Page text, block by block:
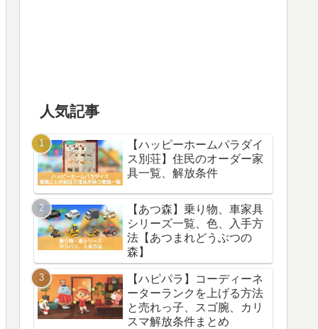
人気記事
【ハッピーホームパラダイ
ス別荘】住民のオーダー家
具一覧、解放条件
【あつ森】乗り物、車家具
シリーズ一覧、色、入手方
法【あつまれどうぶつの
森】
【ハピパラ】コーディーネ
ーターランクを上げる方法
と売れっ子、スゴ腕、カリ
スマ解放条件まとめ